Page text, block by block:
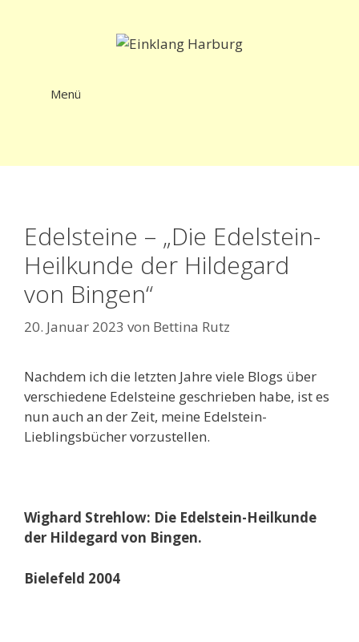
Menü
Edelsteine – „Die Edelstein-
Heilkunde der Hildegard
von Bingen“
20. Januar 2023 von Bettina Rutz
Nachdem ich die letzten Jahre viele Blogs über
verschiedene Edelsteine geschrieben habe, ist es
nun auch an der Zeit, meine Edelstein-
Lieblingsbücher vorzustellen.
Wighard Strehlow: Die Edelstein-Heilkunde
der Hildegard von Bingen.
Bielefeld 2004